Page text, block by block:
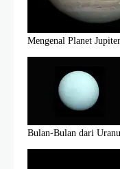
Mengenal Planet
Bulan-Bulan dari